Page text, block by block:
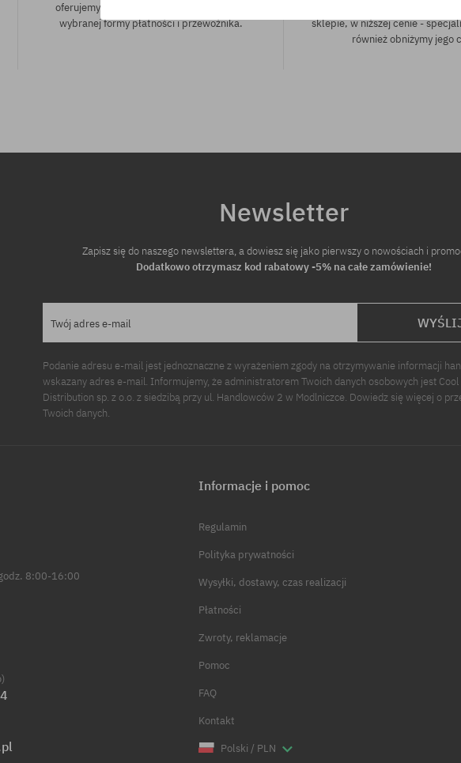
oferujemy wysyłkę GRATIS, niezależnie od
wybranej formy płatności i przewoźnika.
znaleźć dokładnie ten sam
sklepie, w niższej cenie -
również obniżymy jego
Newsletter
Zapisz się do naszego newslettera, a dowiesz się jako pierwszy o nowościach i
Dodatkowo otrzymasz kod rabatowy -5% na całe zamówienie!
Twój adres e-mail
Podanie adresu e-mail jest jednoznaczne z wyrażeniem zgody na otrzymywanie informacji
wskazany adres e-mail. Informujemy, że administratorem Twoich danych osobowych jest Cool
Distribution sp. z o.o. z siedzibą przy ul. Handlowców 2 w Modlniczce. Dowiedz się więcej o
Twoich danych.
8:00-16:00
Informacje i pomoc
Regulamin
Polityka prywatności
Wysyłki, dostawy, czas realizacji
Płatności
Zwroty, reklamacje
Pomoc
FAQ
Kontakt
Polski / PLN